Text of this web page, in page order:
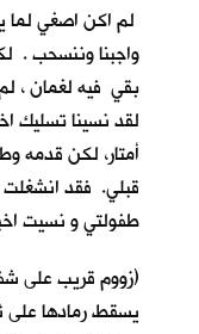
لم اكن اصغي لما
واجبنا وننسحب .
بقي فيه لغمان ،
لقد نسينا تسليك
أمتار، لكن قدمه
قبلي. فقد انشغلت
طفولتي و نسيت
(زووم قريب على
يسقط رمادها